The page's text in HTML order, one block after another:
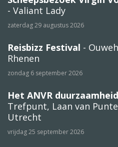
- Valiant Lady
zaterdag 29 augustus 2026
Reisbizz Festival -
Rhenen
zondag 6 september 2026
Het ANVR
Trefpunt, Laan van
Utrecht
vrijdag 25 september 2026